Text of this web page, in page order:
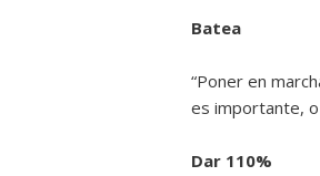
Batea
“Poner en
es importante,
Dar 110%